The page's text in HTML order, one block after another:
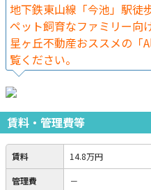
地下鉄東山線「今池」駅徒
ペット飼育なファミリー向
星ヶ丘不動産おススメの「
覧ください。
賃料・管理費等
賃料 14.8万円
管理費 －